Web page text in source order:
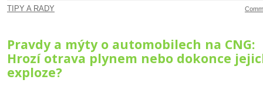
TIPY A RADY
Pravdy a mýty o automobilech na CNG:
Hrozí otrava plynem nebo dokonce
exploze?